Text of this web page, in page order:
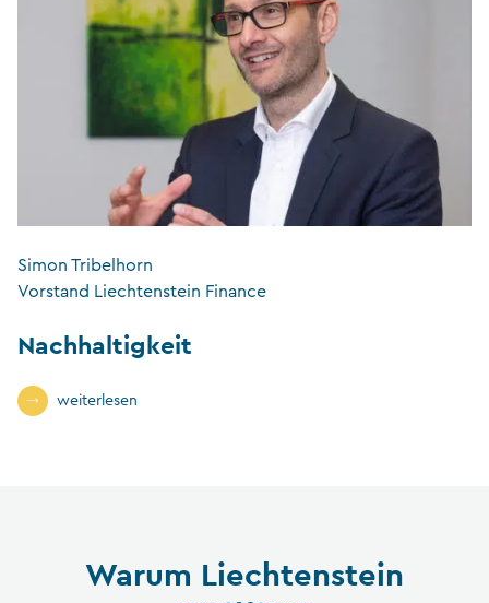
Simon Tribelhorn
Vorstand Liechtenstein Finance
Nachhaltigkeit
weiterlesen
Warum Liechtenstein